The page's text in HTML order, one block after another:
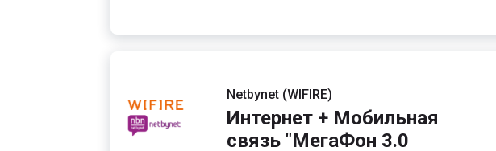
Netbynet (WIFIRE)
Интернет + Мобильная
связь "МегаФон 3.0